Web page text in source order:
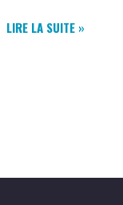
NOUVEAU
LIRE LA SUITE »